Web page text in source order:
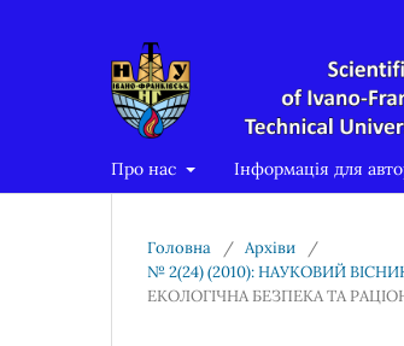
Про нас Інформація для
Головна / Архіви
/
№ 2(24) (2010): НАУКОВИЙ
ЕКОЛОГІЧНА БЕЗПЕКА ТА